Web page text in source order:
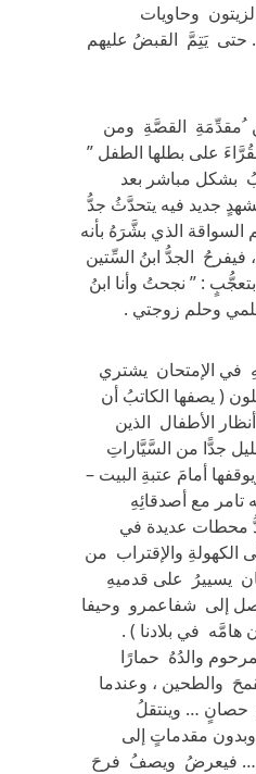
وحاويات
.. حتى يَتِمَّ القبضُ عليهم
ُمقدِّمَةِ القصَّةِ ومن
على بطلها الطفل ”
بشكل مباشر بعد
جديد فيه يتحدَّثُ جدُّ
السواقة الذي بشَّرَهُ بأنه
فيفرحُ الجدُّ ابنُ السِّتين
: ” نجحتُ وأنا ابنُ
وحلم زوجتي .
في الإمتحان يشتري
( يصفها الكاتبُ أن
الأطفال الذين
جدًّا من السَّيَّاراتِ
أمامَ عتبةِ البيت –
تامر مع أصدقائِهِ
محطات عديدة في
الكهولةِ والإقتراب من
يسييرُ على قدميهِ
إلى شفاعمرو وحيفا
في بلادنا ) .
والدُهُ حمارًا
والطحين ، وعندما
… وينتقلُ
مقدماتٍ إلى
… فيعرضُ ويصفُ فرحَ